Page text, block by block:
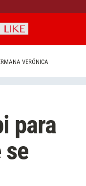
VERÓNICA
para